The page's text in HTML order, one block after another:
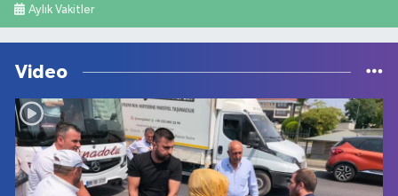
Aylık Vakitler
Video